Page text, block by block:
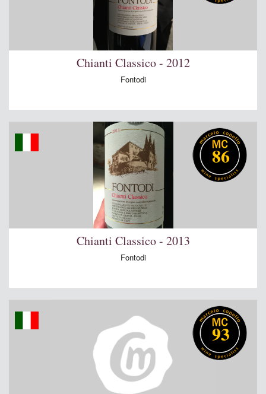
Chianti Classico - 2012
Fontodi
86
Chianti Classico - 2013
Fontodi
93